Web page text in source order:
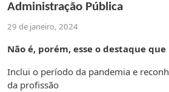
Administração Pública
29 de janeiro, 2024
Não é, porém, esse o destaque
Inclui o período da pandemia e
da profissão